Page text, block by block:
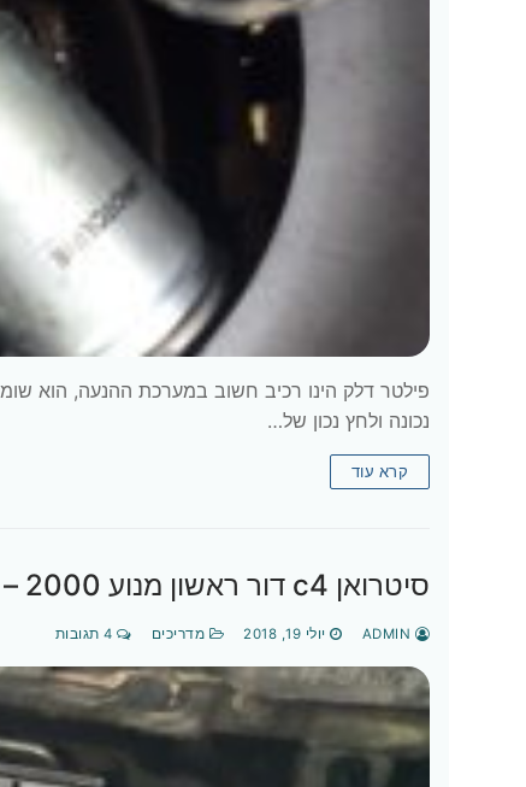
פילטר דלק הינו רכיב חשוב במערכת ההנעה, הוא
נכונה ולחץ נכון של…
קרא עוד
סיטרואן c4 דור ראשון מנוע 2000 – החלפת אטם מכסה שסתומים
יולי 19, 2018 מדריכים